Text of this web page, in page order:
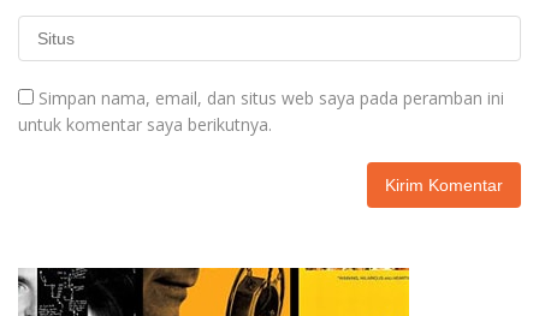
Simpan nama, email, dan situs web saya pada peramban ini
untuk komentar saya berikutnya.